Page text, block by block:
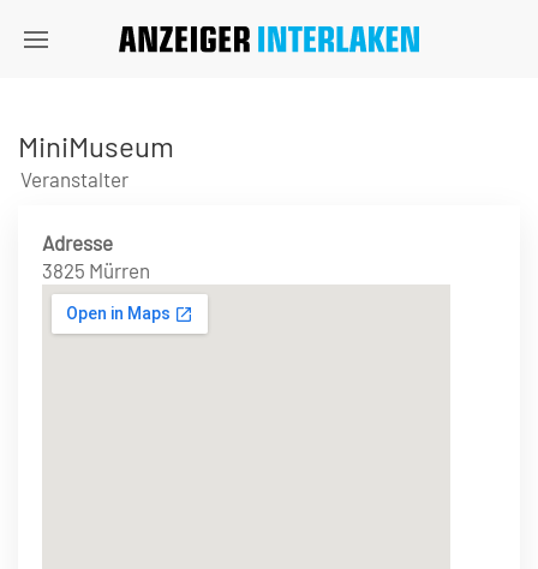
MiniMuseum
Veranstalter
Adresse
3825 Mürren